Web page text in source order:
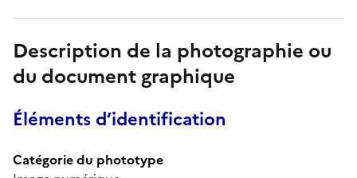
Description de la photographie ou
du document graphique
Éléments d’identification
Catégorie du phototype